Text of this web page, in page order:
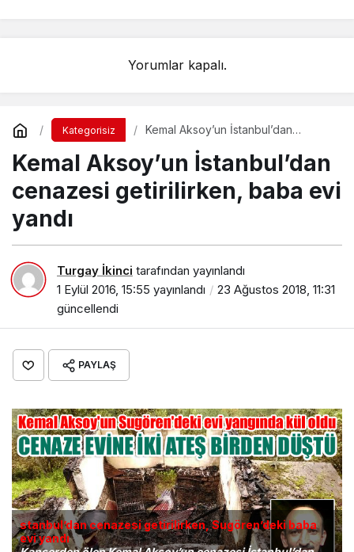
Yorumlar kapalı.
Kategorisiz
Kemal Aksoy’un İstanbul’dan
Kemal Aksoy’un İstanbul’dan
cenazesi getirilirken, baba evi
yandı
Turgay İkinci tarafından yayınlandı
1 Eylül 2016, 15:55 yayınlandı
23 Ağustos 2018, 11:31
güncellendi
PAYLAŞ
stanbul’dan cenazesi getirilirken, Sugören’deki baba
evi yandı